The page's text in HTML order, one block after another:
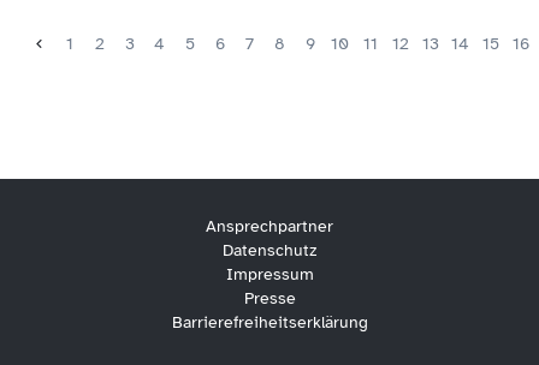
1 2 3 4 5 6 7 8 9 10 11 12 13 14 15 16
Ansprechpartner
Datenschutz
Impressum
Presse
Barrierefreiheitserklärung